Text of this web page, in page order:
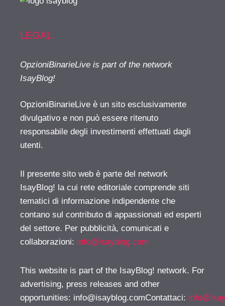
LEGAL
OpzioniBinarieLive is part of the network
IsayBlog!
OpzioniBinarieLive è un sito esclusivamente
divulgativo e non può essere ritenuto
responsabile degli investimenti effettuati dagli
utenti.
Il presente sito web è parte del network
IsayBlog! la cui rete editoriale comprende siti
tematici di informazione indipendente che
contano sul contributo di appassionati ed esperti
del settore. Per pubblicità, comunicati e
collaborazioni: info@isayblog.com
This website is part of the IsayBlog! network. For
advertising, press releases and other
opportunities: info@isayblog.comContattaci: